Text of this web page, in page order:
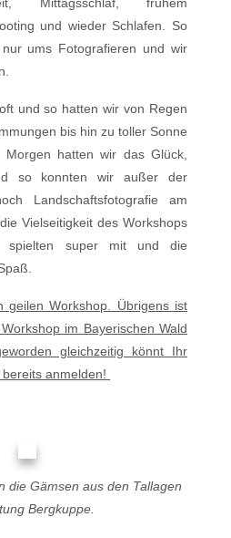
und wieder Schlafen. So
ums Fotografieren und wir
und so hatten wir von Regen
bis hin zu toller Sonne
hatten wir das Glück,
so konnten wir außer der
Landschaftsfotografie am
Vielseitigkeit des Workshops
spielten super mit und die
geilen Workshop. Übrigens ist
im Bayerischen Wald
gleichzeitig könnt Ihr
anmelden!
die Gämsen aus den Tallagen
Bergkuppe.